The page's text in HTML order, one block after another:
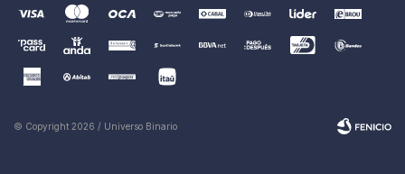
© Copyright 2026 / Universo Binario